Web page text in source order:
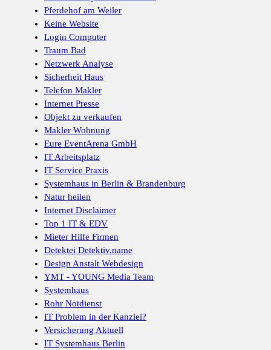
Pferdehof am Weiler
Keine Website
Login Computer
Traum Bad
Netzwerk Analyse
Sicherheit Haus
Telefon Makler
Internet Presse
Objekt zu verkaufen
Makler Wohnung
Eure EventArena GmbH
IT Arbeitsplatz
IT Service Praxis
Systemhaus in Berlin & Brandenburg
Natur heilen
Internet Disclaimer
Top 1 IT & EDV
Mieter Hilfe Firmen
Detektei Detektiv.name
Design Anstalt Webdesign
YMT - YOUNG Media Team
Systemhaus
Rohr Notdienst
IT Problem in der Kanzlei?
Versicherung Aktuell
IT Systemhaus Berlin